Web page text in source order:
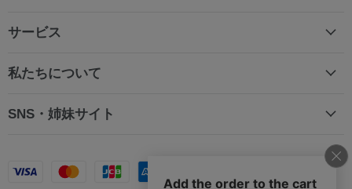
サービス
私たちについて
SNS・姉妹サイト